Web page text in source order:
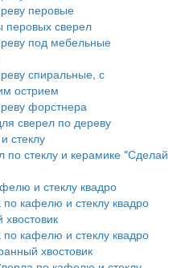
перовые
перовых сверел
под мебельные
спиральные, с
острием
форстнера
сверел по дереву
стеклу
по стеклу и керамике "Сделай
и стеклу квадро
кафелю и стеклу квадро
хвостовик
кафелю и стеклу квадро
хвостовик